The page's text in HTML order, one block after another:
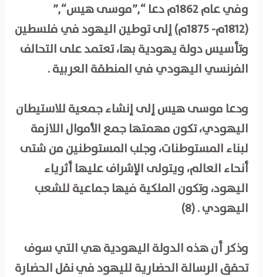
وفي عام 1862م دعا “,”موسى هيس“,”
(1812م- 1875م) إلى توطين اليهود في فلسطين
وتأسيس دولة يهودية بها، تعتمد على التحالف
الفرنسي اليهودي في المنطقة العربية .
ودعا موسى هيس إلى إنشاء جمعية للاستيطان
اليهودي، تكون مهمتها جمع الأموال اللازمة
لبناء المستوطنات، وجلب المستوطنين من شتى
أنحاء العالم، ويتولى الإشراف عليها أثرياء
اليهود، وتكون الملكية فيها جماعية للشعب
اليهودي . (8)
وذكر أن هذه الدولة اليهودية هي التي سوف
تحقق الرسالة الحضارية لليهود في نقل الحضارة